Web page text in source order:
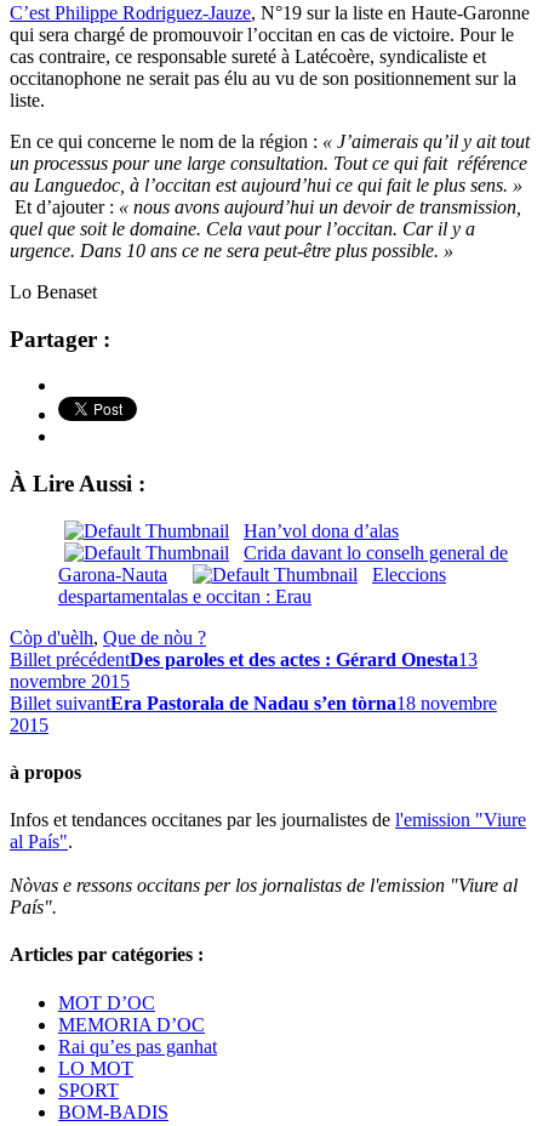
C’est Philippe Rodriguez-Jauze, N°19 sur la liste en Haute-Garonne
qui sera chargé de promouvoir l’occitan en cas de victoire. Pour le
cas contraire, ce responsable sureté à Latécoère, syndicaliste et
occitanophone ne serait pas élu au vu de son positionnement sur la
liste.
En ce qui concerne le nom de la région : « J’aimerais qu’il y ait tout
un processus pour une large consultation. Tout ce qui fait référence
au Languedoc, à l’occitan est aujourd’hui ce qui fait le plus sens. »
Et d’ajouter : « nous avons aujourd’hui un devoir de transmission,
quel que soit le domaine. Cela vaut pour l’occitan. Car il y a
urgence. Dans 10 ans ce ne sera peut-être plus possible. »
Lo Benaset
Partager :
À Lire Aussi :
Han’vol dona d’alas
Crida davant lo conselh general de
Garona-Nauta
Eleccions
despartamentalas e occitan : Erau
Còp d'uèlh, Que de nòu ?
Billet précédentDes paroles et des actes : Gérard Onesta13
novembre 2015
Billet suivantEra Pastorala de Nadau s’en tòrna18 novembre
2015
à propos
Infos et tendances occitanes par les journalistes de l'emission "Viure
al País".
Nòvas e ressons occitans per los jornalistas de l'emission "Viure al
País".
Articles par catégories :
MOT D’OC
MEMORIA D’OC
Rai qu’es pas ganhat
LO MOT
SPORT
BOM-BADIS